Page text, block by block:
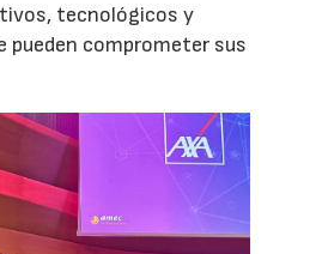
tecnológicos y
pueden comprometer sus